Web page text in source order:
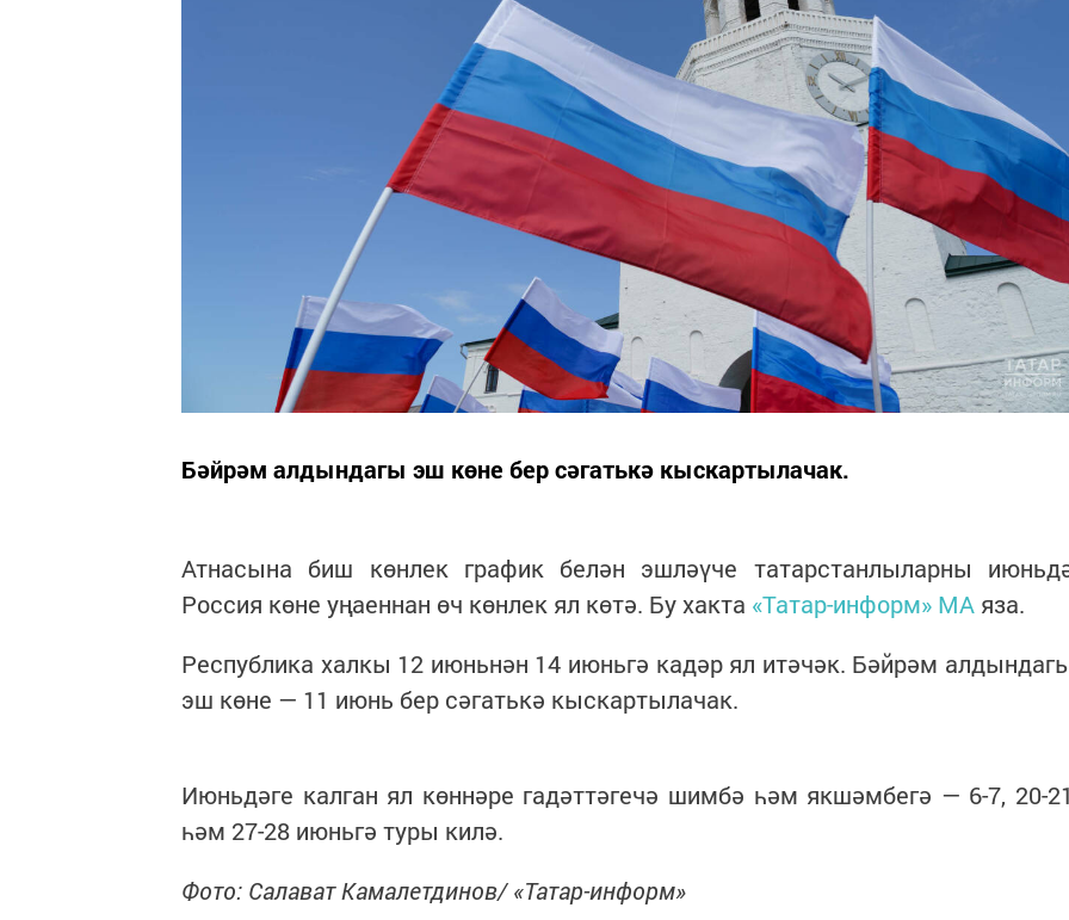
Бәйрәм алдындагы эш көне бер сәгатькә кыскартылачак.
Атнасына биш көнлек график белән эшләүче татарстанлыларны
Россия көне уңаеннан өч көнлек ял көтә. Бу хакта «Татар-информ» МА яза.
Республика халкы 12 июньнән 14 июньгә кадәр ял итәчәк. Бәйрәм
эш көне — 11 июнь бер сәгатькә кыскартылачак.
Июньдәге калган ял көннәре гадәттәгечә шимбә һәм якшәмбегә — 6-7, 20-
һәм 27-28 июньгә туры килә.
Фото: Салават Камалетдинов/ «Татар-информ»